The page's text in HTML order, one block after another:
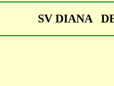
SV DIANA